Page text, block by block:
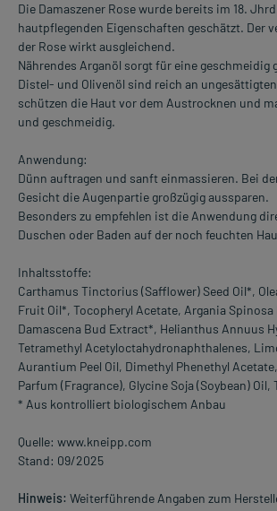
Die Damaszener Rose wurde bereits im 18.
hautpflegenden Eigenschaften geschätzt. Der
der Rose wirkt ausgleichend.
Nährendes Arganöl sorgt für eine geschmeidig
Distel- und Olivenöl sind reich an
schützen die Haut vor dem Austrocknen und
und geschmeidig.
Anwendung:
Dünn auftragen und sanft einmassieren. Bei
Gesicht die Augenpartie großzügig aussparen.
Besonders zu empfehlen ist die Anwendung
Duschen oder Baden auf der noch feuchten
Inhaltsstoffe:
Carthamus Tinctorius (Safflower) Seed Oil*,
Fruit Oil*, Tocopheryl Acetate, Argania Spinosa
Damascena Bud Extract*, Helianthus Annuus
Tetramethyl Acetyloctahydronaphthalenes,
Aurantium Peel Oil, Dimethyl Phenethyl
Parfum (Fragrance), Glycine Soja (Soybean) Oil,
* Aus kontrolliert biologischem Anbau
Quelle: www.kneipp.com
Stand: 09/2025
Hinweis: Weiterführende Angaben zum